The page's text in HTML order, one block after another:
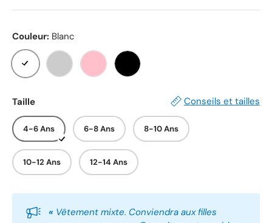
Taille Conseils et tailles
4-6 Ans 6-8 Ans 8-10 Ans
10-12 Ans 12-14 Ans
Couleur: Blanc
Blanc Gris Rose Noir
« Vêtement mixte. Conviendra aux filles